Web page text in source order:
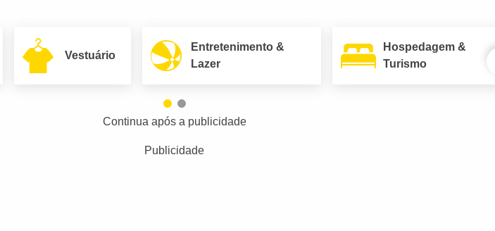
Vestuário
Entretenimento &
Lazer
Hospedagem &
Turismo
Continua após a publicidade
Publicidade